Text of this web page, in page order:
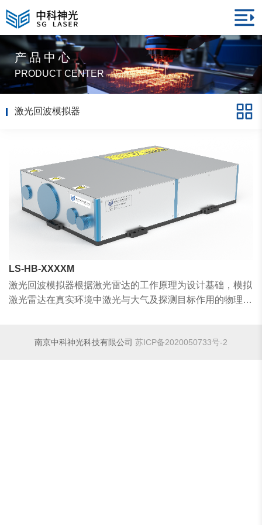
产品中心
PRODUCT CENTER
激光回波模拟器
LS-HB-XXXXM
激光回波模拟器根据激光雷达的工作原理为设计基础，模拟
激光雷达在真实环境中激光与大气及探测目标作用的物理过
南京中科神光科技有限公司 苏ICP备2020050733号-2